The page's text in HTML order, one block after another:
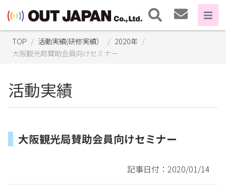
TOP 活動実績(研修実績）
2020年
大阪観光局賛助会員向けセミナー
活動実績
大阪観光局賛助会員向けセミナー
記事日付：2020/01/14